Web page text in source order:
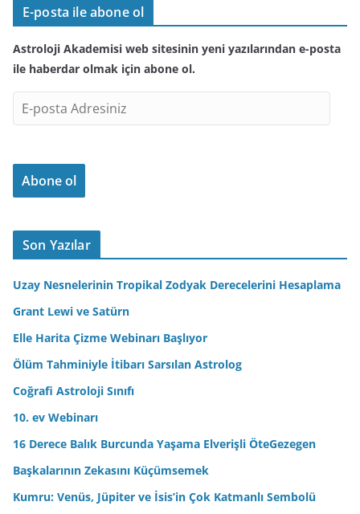
E-posta ile abone ol
Astroloji Akademisi web sitesinin yeni yazılarından e-posta
ile haberdar olmak için abone ol.
-
o
t
d
r
i
n
Abone ol
Son Yazılar
Uzay Nesnelerinin Tropikal Zodyak Derecelerini Hesaplama
Grant Lewi ve Satürn
Elle Harita Çizme Webinarı Başlıyor
Ölüm Tahminiyle İtibarı Sarsılan Astrolog
Coğrafi Astroloji Sınıfı
10. ev Webinarı
16 Derece Balık Burcunda Yaşama Elverişli ÖteGezegen
Başkalarının Zekasını Küçümsemek
Kumru: Venüs, Jüpiter ve İsis’in Çok Katmanlı Sembolü